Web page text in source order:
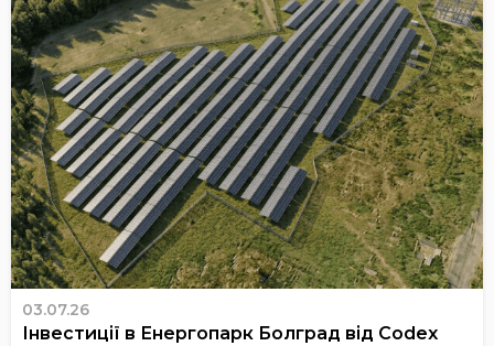
03.07.26
Інвестиції в Енергопарк Болград від Codex